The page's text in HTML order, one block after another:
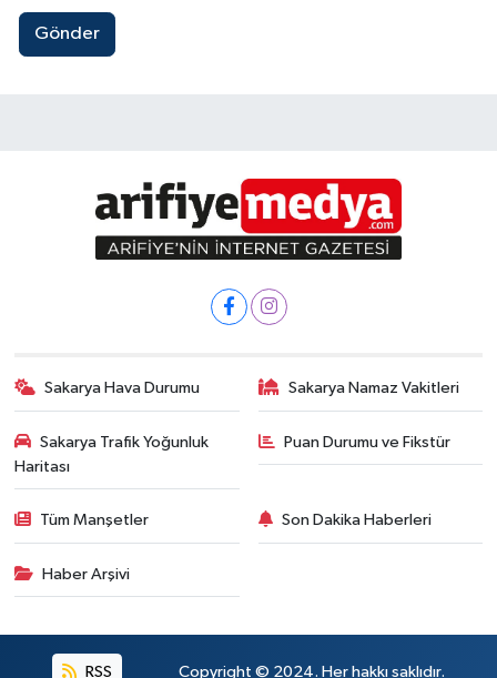
Gönder
Sakarya Hava Durumu Sakarya Namaz Vakitleri
Sakarya Trafik Yoğunluk
Haritası
Puan Durumu ve Fikstür
Tüm Manşetler Son Dakika Haberleri
Haber Arşivi
RSS Copyright © 2024. Her hakkı saklıdır.